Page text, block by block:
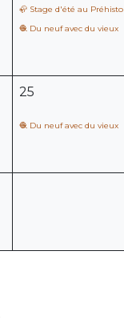
🦣 Stage d'été au Préhisto
🧶 Du neuf avec du vieux
25
🧶 Du neuf avec du vieux